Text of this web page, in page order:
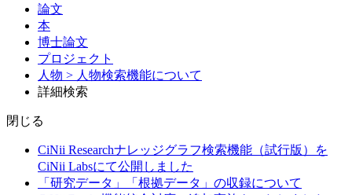
論文
本
博士論文
プロジェクト
人物 > 人物検索機能について
詳細検索
閉じる
CiNii Researchナレッジグラフ検索機能（試行版）を
CiNii Labsにて公開しました
「研究データ」「根拠データ」の収録について